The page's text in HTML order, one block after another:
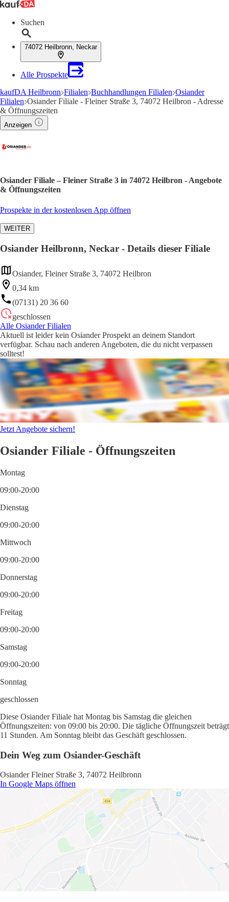
Suchen
74072 Heilbronn, Neckar
Alle Prospekte
kaufDA Heilbronn Filialen Buchhandlungen Filialen Osiander
Filialen Osiander Filiale - Fleiner Straße 3, 74072 Heilbron - Adresse
& Öffnungszeiten
Anzeigen
Osiander Filiale – Fleiner Straße 3 in 74072 Heilbron - Angebote
& Öffnungszeiten
Prospekte in der kostenlosen App öffnen
WEITER
Osiander Heilbronn, Neckar - Details dieser Filiale
Osiander, Fleiner Straße 3, 74072 Heilbron
0,34 km
(07131) 20 36 60
geschlossen
Alle Osiander Filialen
Aktuell ist leider kein Osiander Prospekt an deinem Standort
verfügbar. Schau nach anderen Angeboten, die du nicht verpassen
solltest!
Jetzt Angebote sichern!
Osiander Filiale - Öffnungszeiten
Montag
09:00-20:00
Dienstag
09:00-20:00
Mittwoch
09:00-20:00
Donnerstag
09:00-20:00
Freitag
09:00-20:00
Samstag
09:00-20:00
Sonntag
geschlossen
Diese Osiander Filiale hat Montag bis Samstag die gleichen
Öffnungszeiten: von 09:00 bis 20:00. Die tägliche Öffnungszeit beträgt
11 Stunden. Am Sonntag bleibt das Geschäft geschlossen.
Dein Weg zum Osiander-Geschäft
Osiander Fleiner Straße 3, 74072 Heilbronn
In Google Maps öffnen